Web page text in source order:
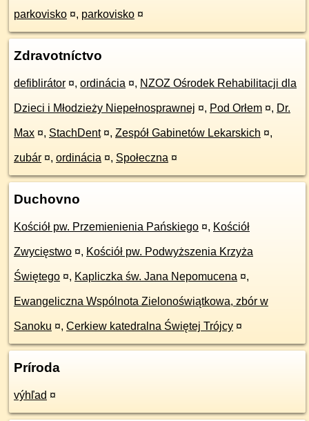
parkovisko ¤, parkovisko ¤
Zdravotníctvo
defiblirátor ¤, ordinácia ¤, NZOZ Ośrodek Rehabilitacji dla
Dzieci i Młodzieży Niepełnosprawnej ¤, Pod Orłem ¤, Dr.
Max ¤, StachDent ¤, Zespół Gabinetów Lekarskich ¤,
zubár ¤, ordinácia ¤, Społeczna ¤
Duchovno
Kościół pw. Przemienienia Pańskiego ¤, Kościół
Zwycięstwo ¤, Kościół pw. Podwyższenia Krzyża
Świętego ¤, Kapliczka św. Jana Nepomucena ¤,
Ewangeliczna Wspólnota Zielonoświątkowa, zbór w
Sanoku ¤, Cerkiew katedralna Świętej Trójcy ¤
Príroda
výhľad ¤